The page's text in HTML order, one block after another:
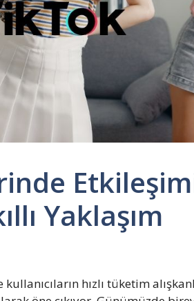
Yaklaşım
hızlı tüketim